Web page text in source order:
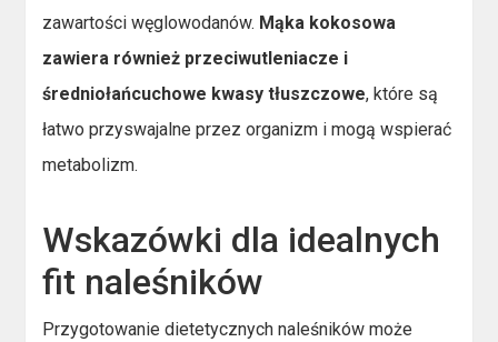
zawartości węglowodanów. Mąka kokosowa
zawiera również przeciwutleniacze i
średniołańcuchowe kwasy tłuszczowe, które są
łatwo przyswajalne przez organizm i mogą wspierać
metabolizm.
Wskazówki dla idealnych
fit naleśników
Przygotowanie dietetycznych naleśników może